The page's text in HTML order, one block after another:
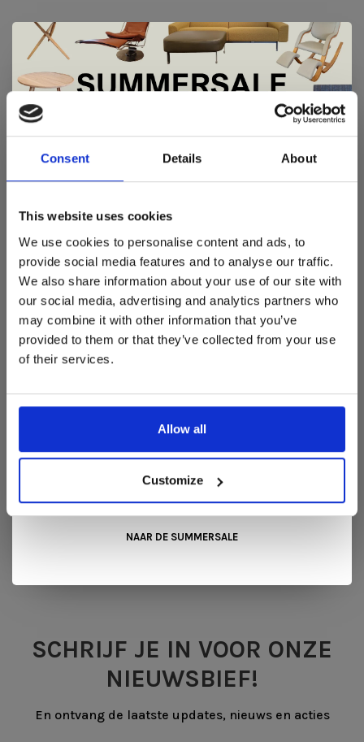
Consent Details About
This website uses cookies
We use cookies to personalise content and ads, to
provide social media features and to analyse our traffic.
We also share information about your use of our site with
our social media, advertising and analytics partners who
may combine it with other information that you’ve
provided to them or that they’ve collected from your use
of their services.
Allow all
Customize
REVIEWS
• • • •
GERELATEERDE PRODUCTEN
BACK TO HOME
Luxe Plaid Åkle
€179,00
SCHRIJF JE IN VOOR ONZE
NIEUWSBIEF!
En ontvang de laatste updates, nieuws en acties
De Summer Sale bij Snip Wonen+ is
gestart!
woonaccessoires aan te schaffen met aantrekkelijke kortingen.
In onze showroom vind je een uitgebreide selectie
designmeubelen van gerenommeerde Nederlandse en Europese
merken. Onder andere showroommodellen vanHarvink,
Gelderland,Swedese,Sculptures JeuxenArtisanzijn nu extra
voordelig verkrijgbaar. Profiteer van unieke aanbiedingen zolang
de voorraad strekt!
Liever nieuw bestellen? Ook dan krijgt u een vriendelijke
designmeubel geheel naar wens samen te stellen, met de
mag verwachten.
Kom langs in onze showroom, doe inspiratie op en ontdek de
mooiste aanbiedingen tijdens de
Summer Sale van Snip
. De koffie of thee staat voor je klaar!
NAAR DE SUMMERSALE